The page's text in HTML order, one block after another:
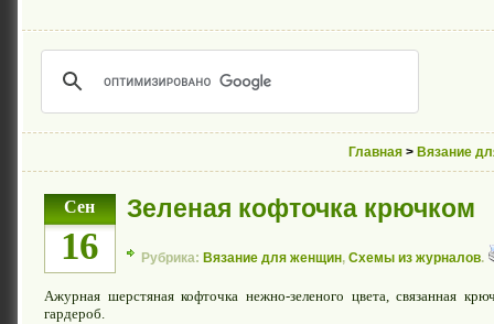
Главная > Вязание
Сен
16
Зеленая кофточка крючком
Рубрика: Вязание для женщин, Схемы из журналов.
Ажурная шерстяная кофточка нежно-зеленого цвета, связанная
гардероб.